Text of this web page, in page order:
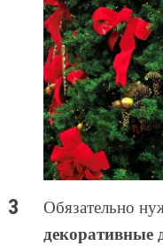
Обязательно